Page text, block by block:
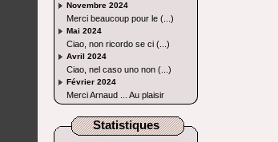
Novembre 2024
Merci beaucoup pour le (...)
Mai 2024
Ciao, non ricordo se ci (...)
Avril 2024
Ciao, nel caso uno non (...)
Février 2024
Merci Arnaud ... Au plaisir
Statistiques